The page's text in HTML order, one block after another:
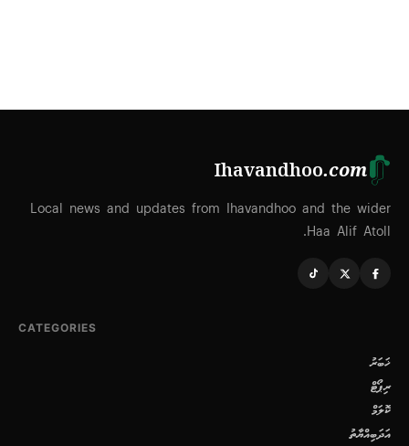
Ihavandhoo.com
Local news and updates from Ihavandhoo and the wider
Haa Alif Atoll.
CATEGORIES
ޚަބަރު
ރިޕޯޓް
ކޮލަމް
އަދަބިއްޔާތު